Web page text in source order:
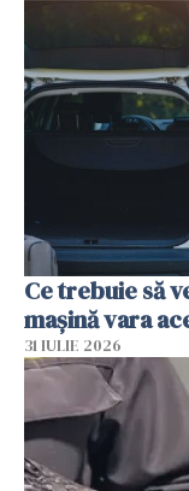
Ce trebuie să
mașină vara
31 IULIE 2026